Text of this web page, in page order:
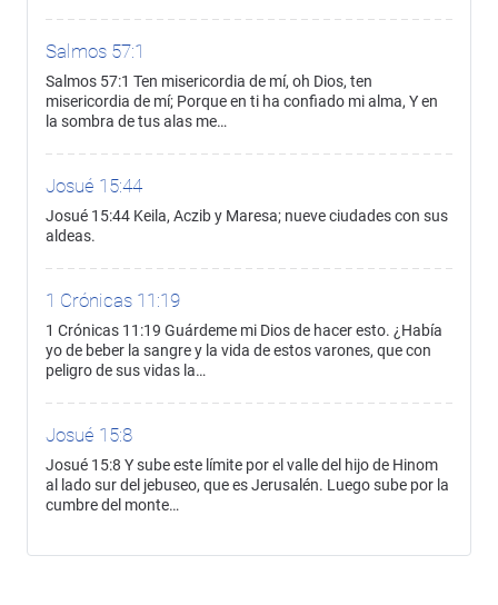
Salmos 57:1
Salmos 57:1 Ten misericordia de mí, oh Dios, ten
misericordia de mí; Porque en ti ha confiado mi alma, Y en
la sombra de tus alas me…
Josué 15:44
Josué 15:44 Keila, Aczib y Maresa; nueve ciudades con sus
aldeas.
1 Crónicas 11:19
1 Crónicas 11:19 Guárdeme mi Dios de hacer esto. ¿Había
yo de beber la sangre y la vida de estos varones, que con
peligro de sus vidas la…
Josué 15:8
Josué 15:8 Y sube este límite por el valle del hijo de Hinom
al lado sur del jebuseo, que es Jerusalén. Luego sube por la
cumbre del monte…